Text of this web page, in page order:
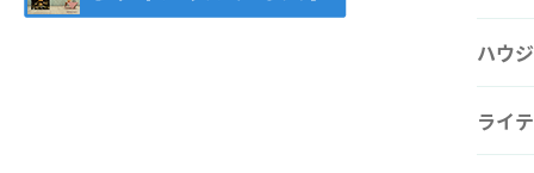
ハウ
ライ